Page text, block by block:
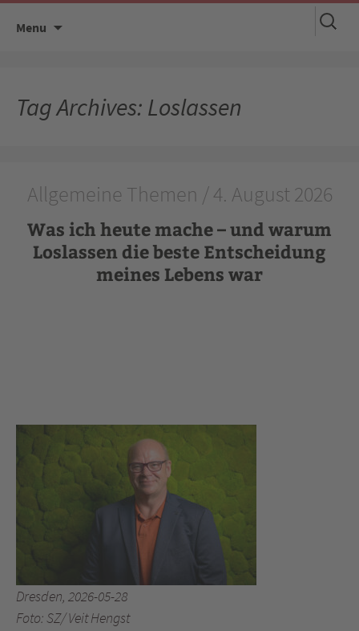
Menu
Suchen
nach:
Tag Archives: Loslassen
Allgemeine Themen / 4. August 2026
Was ich heute mache – und warum
Loslassen die beste Entscheidung
meines Lebens war
Dresden, 2026-05-28
Foto: SZ/ Veit Hengst